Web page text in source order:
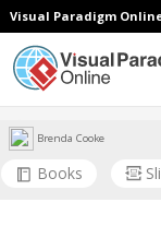
Visual Paradigm
Brenda Cooke
Books